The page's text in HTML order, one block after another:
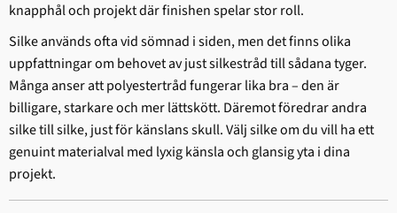
knapphål och projekt där finishen spelar stor roll.
Silke används ofta vid sömnad i siden, men det finns olika
uppfattningar om behovet av just silkestråd till sådana tyger.
Många anser att polyestertråd fungerar lika bra – den är
billigare, starkare och mer lättskött. Däremot föredrar andra
silke till silke, just för känslans skull. Välj silke om du vill ha ett
genuint materialval med lyxig känsla och glansig yta i dina
projekt.